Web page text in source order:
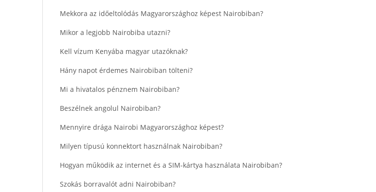
Mekkora az időeltolódás Magyarországhoz képest Nairobiban?
Mikor a legjobb Nairobiba utazni?
Kell vízum Kenyába magyar utazóknak?
Hány napot érdemes Nairobiban tölteni?
Mi a hivatalos pénznem Nairobiban?
Beszélnek angolul Nairobiban?
Mennyire drága Nairobi Magyarországhoz képest?
Milyen típusú konnektort használnak Nairobiban?
Hogyan működik az internet és a SIM-kártya használata Nairobiban?
Szokás borravalót adni Nairobiban?